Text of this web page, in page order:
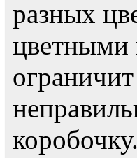
разных
цветными